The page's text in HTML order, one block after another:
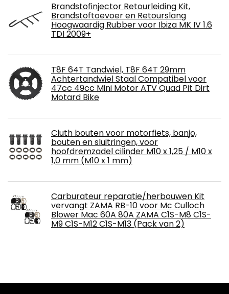
Brandstofinjector Retourleiding Kit,
Brandstoftoevoer en Retourslang
Hoogwaardig Rubber voor Ibiza MK IV 1.6
TDI 2009+
T8F 64T Tandwiel, T8F 64T 29mm
Achtertandwiel Staal Compatibel voor
47cc 49cc Mini Motor ATV Quad Pit Dirt
Motard Bike
Cluth bouten voor motorfiets, banjo,
bouten en sluitringen, voor
hoofdremzadel cilinder M10 x 1,25 / M10 x
1,0 mm (M10 x 1 mm)
Carburateur reparatie/herbouwen Kit
vervangt ZAMA RB-10 voor Mc Culloch
Blower Mac 60A 80A ZAMA C1S-M8 C1S-
M9 C1S-M12 C1S-M13 (Pack van 2)